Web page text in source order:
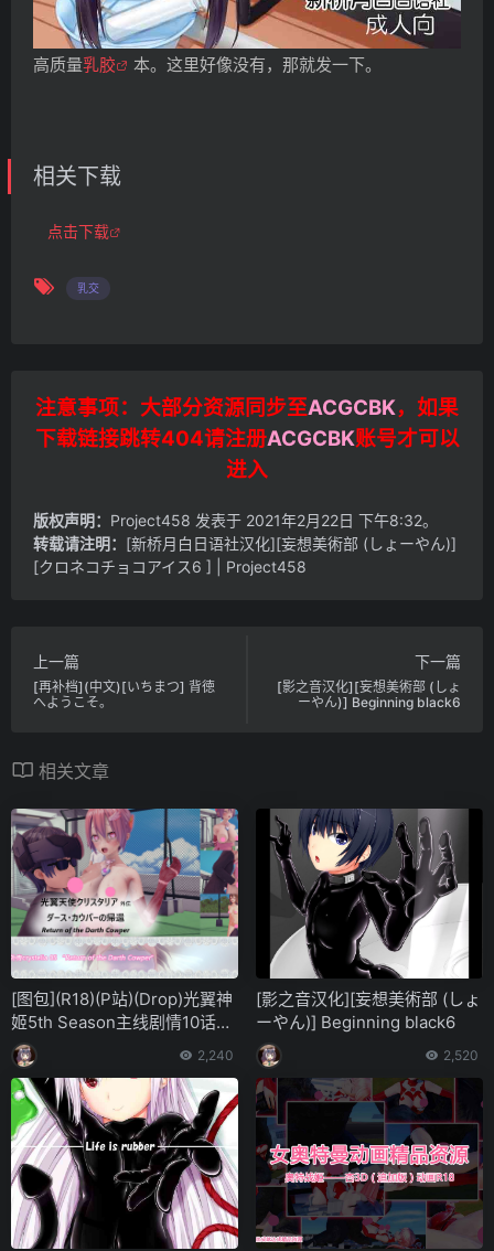
高质量乳胶 本。这里好像没有，那就发一下。
相关下载
点击下载
乳交
注意事项：大部分资源同步至ACGCBK，如果
下载链接跳转404请注册ACGCBK账号才可以
进入
版权声明： Project458 发表于 2021年2月22日 下午8:32。
转载请注明： [新桥月白日语社汉化][妄想美術部 (しょーやん)]
[クロネコチョコアイス6 ] | Project458
上一篇
[再补档](中文)[いちまつ] 背徳
へようこそ。
下一篇
[影之音汉化][妄想美術部 (しょ
ーやん)] Beginning black6
相关文章
[图包](R18)(P站)(Drop)光翼神
姬5th Season主线剧情10话及
扩展包及外传篇
2,240
[影之音汉化][妄想美術部 (しょ
ーやん)] Beginning black6
2,520